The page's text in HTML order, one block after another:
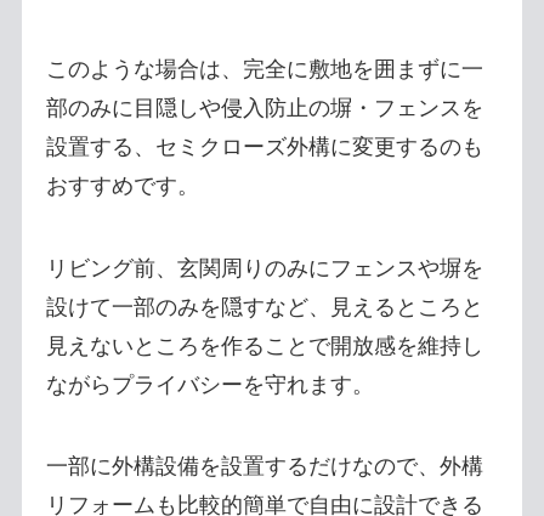
このような場合は、完全に敷地を囲まずに一
部のみに目隠しや侵入防止の塀・フェンスを
設置する、セミクローズ外構に変更するのも
おすすめです。
リビング前、玄関周りのみにフェンスや塀を
設けて一部のみを隠すなど、見えるところと
見えないところを作ることで開放感を維持し
ながらプライバシーを守れます。
一部に外構設備を設置するだけなので、外構
リフォームも比較的簡単で自由に設計できる